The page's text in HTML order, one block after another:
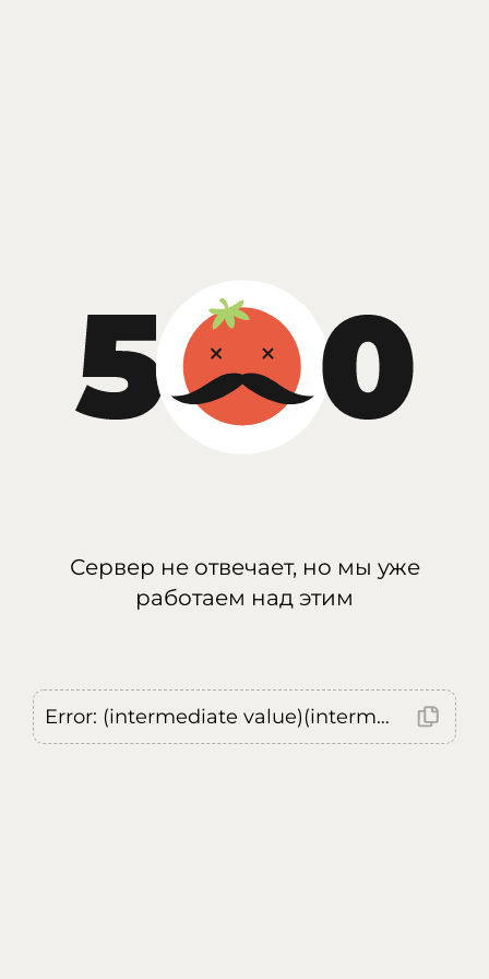
Сервер не отвечает, но мы уже
работаем над этим
Error: (intermediate value)(intermediate value)(intermediate value).replaceAll is not a function